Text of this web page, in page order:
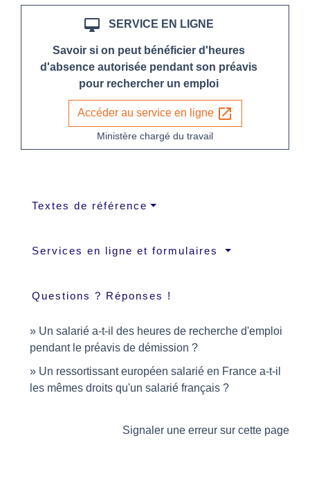
desktop_mac SERVICE EN LIGNE
Savoir si on peut bénéficier d'heures
d'absence autorisée pendant son préavis
pour rechercher un emploi
Accéder au service en ligne open_in_new
Ministère chargé du travail
Textes de référence
Services en ligne et formulaires
Questions ? Réponses !
Un salarié a-t-il des heures de recherche d'emploi
pendant le préavis de démission ?
Un ressortissant européen salarié en France a-t-il
les mêmes droits qu'un salarié français ?
Signaler une erreur sur cette page